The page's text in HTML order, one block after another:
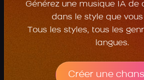
Générez une musique IA de
dans le style que vous
Tous les styles, tous les
langues.
Créer une